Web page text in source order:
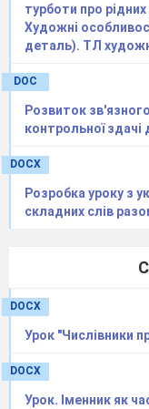
турботи про
Художні
деталь). ТЛ
DOC
Розвиток
контрольної здачі
DOCX
Розробка уроку з
складних слів
DOCX
Урок "Числівники
DOCX
Урок. Іменник як